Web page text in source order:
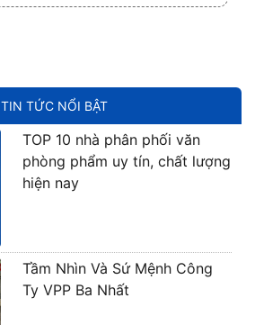
TIN TỨC NỔI BẬT
TOP 10 nhà phân phối văn
phòng phẩm uy tín, chất lượng
hiện nay
Tầm Nhìn Và Sứ Mệnh Công
Ty VPP Ba Nhất